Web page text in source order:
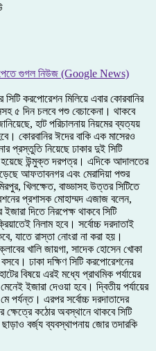
পেতে গুগল নিউজ (Google News)
করপোরেশন মিলিয়ে এবার কোরবানির
৫ দিন চলবে পশু বেচাকেনা। থাকবে
হাট পরিচালনায় নিয়মের ব্যত্যয়
কোরবানির ঈদের বাকি এক মাসেরও
প্রস্তুতি নিয়েছে ঢাকার দুই সিটি
উন্মুক্ত দরপত্র। এদিকে আদালতের
আফতাবনগর এবং মেরাদিয়া পশুর
খিলক্ষেত, বাড্ডাসহ উত্তর সিটিতে
প্রশাসক মোহাম্মদ এজাজ বলেন,
দিতে নিরপেক্ষ থাকবে সিটি
নিলাম হবে। সর্বোচ্চ দরদাতাই
যাতে রাস্তা নোংরা না করা হয়।
খালি জায়গা, সাদেক হোসেন খোকা
বসবে। ঢাকা দক্ষিণ সিটি করপোরেশনের
বিষয়ে এরই মধ্যে প্রাথমিক পর্যায়ের
ইজারা দেওয়া হবে। দ্বিতীয় পর্যায়ের
পর্যন্ত। এরপর সর্বোচ্চ দরদাতাদের
ক্ষেত্রে কঠোর অবস্থানে থাকবে সিটি
ছাড়াও বর্জ্য ব্যবস্থাপনায় জোর তদারকি